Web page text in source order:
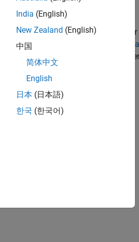
des gemittelten modifizierten
es sich um FFT-basierte spektrale
getroffen werden; sie eignen sich
finden Sie unter
Spectral
Streamingsignals in MATLAB
India (English)
New Zealand (English)
中国
简体中文
English
日本 (日本語)
한국 (한국어)